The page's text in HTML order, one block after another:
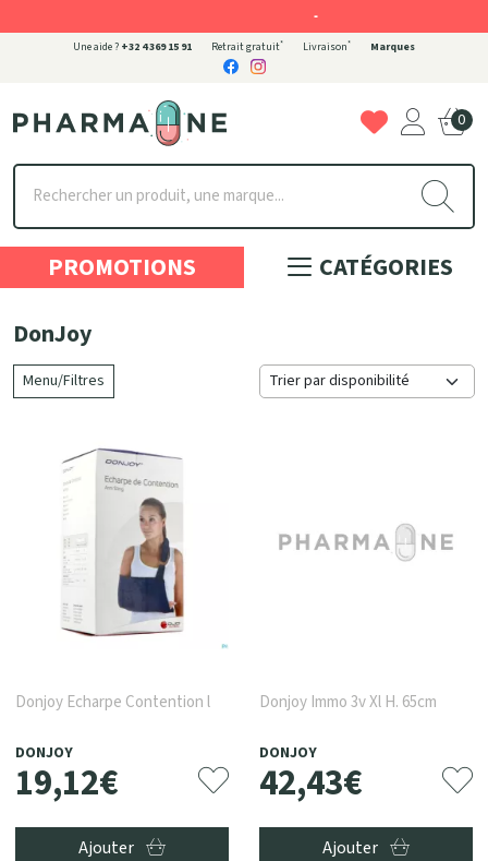
Une aide ? +32 4 369 15 91 Retrait gratuit* Livraison* Marques
Pharmaone Votre pharmacie en ligne à votre service
0
PROMOTIONS
CATÉGORIES
DonJoy
Menu/Filtres
Donjoy Echarpe Contention l
DONJOY
19,12€
Ajouter
Donjoy Immo 3v Xl H. 65cm
DONJOY
42,43€
Ajouter